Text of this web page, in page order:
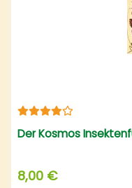
Der Kosmos
8,00 €